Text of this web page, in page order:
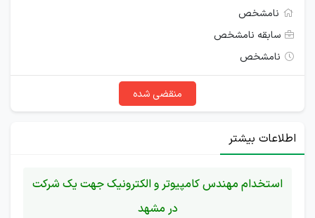
نامشخص
سابقه نامشخص
نامشخص
منقضی شده
اطلاعات بیشتر
استخدام مهندس کامپیوتر و الکترونیک جهت یک شرکت
در مشهد